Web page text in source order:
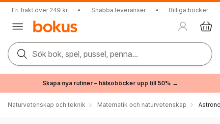
Fri frakt över 249 kr • Snabba leveranser • Billiga böcker
Sök bok, spel, pussel, penna...
Skapa nya rutiner – hälsoböcker upp till 50% →
Naturvetenskap och teknik Matematik och naturvetenskap